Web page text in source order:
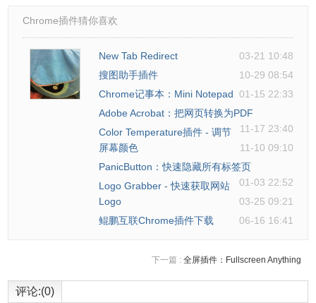
Chrome插件猜你喜欢
New Tab Redirect
03-21 10:48
搜图助手插件
10-29 08:54
Chrome记事本：Mini Notepad 01-15 22:33
Adobe Acrobat：把网页转换为PDF
11-17 23:40
Color Temperature插件 - 调节
屏幕颜色
11-10 09:10
PanicButton：快速隐藏所有标签页
01-03 22:52
Logo Grabber - 快速获取网站
Logo
03-25 09:21
鲲鹏互联Chrome插件下载
06-16 16:41
下一篇 : 全屏插件：Fullscreen Anything
评论:(0)